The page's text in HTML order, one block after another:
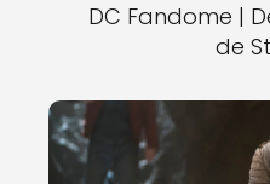
DC Fandome |
de